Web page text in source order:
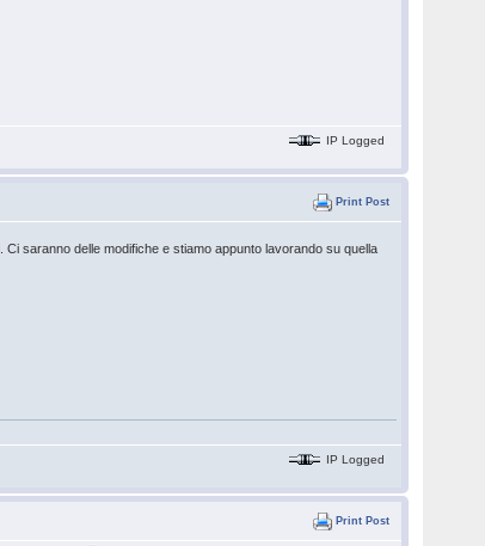
IP Logged
Print Post
saranno delle modifiche e stiamo appunto lavorando su quella
IP Logged
Print Post